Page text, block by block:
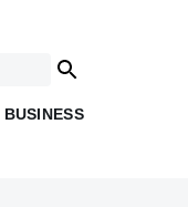
BUSINESS